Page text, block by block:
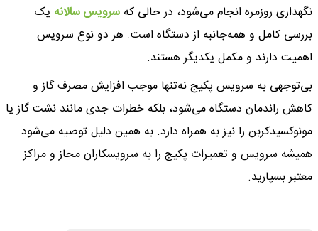
نگهداری روزمره انجام می‌شود، در حالی که سرویس سالانه یک
بررسی کامل و همه‌جانبه از دستگاه است. هر دو نوع سرویس
اهمیت دارند و مکمل یکدیگر هستند.
بی‌توجهی به سرویس پکیج نه‌تنها موجب افزایش مصرف گاز و
کاهش راندمان دستگاه می‌شود، بلکه خطرات جدی مانند نشت گاز یا
مونوکسیدکربن را نیز به همراه دارد. به همین دلیل توصیه می‌شود
همیشه سرویس و تعمیرات پکیج را به سرویسکاران مجاز و مراکز
معتبر بسپارید.